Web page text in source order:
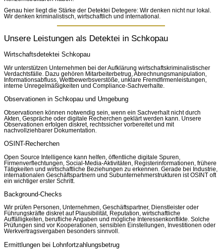
Genau hier liegt die Stärke der Detektei Detegere: Wir denken nicht nur lokal.
Wir denken kriminalistisch, wirtschaftlich und international.
Unsere Leistungen als Detektei in Schkopau
Wirtschaftsdetektei Schkopau
Wir unterstützen Unternehmen bei der Aufklärung wirtschaftskriminalistischer
Verdachtsfälle. Dazu gehören Mitarbeiterbetrug, Abrechnungsmanipulation,
Informationsabfluss, Wettbewerbsverstöße, unklare Fremdfirmenleistungen,
interne Unregelmäßigkeiten und Compliance-Sachverhalte.
Observationen in Schkopau und Umgebung
Observationen können notwendig sein, wenn ein Sachverhalt nicht durch
Akten, Gespräche oder digitale Recherchen geklärt werden kann. Unsere
Observationen erfolgen diskret, rechtssicher vorbereitet und mit
nachvollziehbarer Dokumentation.
OSINT-Recherchen
Open Source Intelligence kann helfen, öffentliche digitale Spuren,
Firmenverflechtungen, Social-Media-Aktivitäten, Registerinformationen, frühere
Tätigkeiten und wirtschaftliche Beziehungen zu erkennen. Gerade bei Industrie,
internationalen Geschäftspartnern und Subunternehmerstrukturen ist OSINT oft
ein wichtiger erster Schritt.
Background-Checks
Wir prüfen Personen, Unternehmen, Geschäftspartner, Dienstleister oder
Führungskräfte diskret auf Plausibilität, Reputation, wirtschaftliche
Auffälligkeiten, berufliche Angaben und mögliche Interessenkonflikte. Solche
Prüfungen sind vor Kooperationen, sensiblen Einstellungen, Investitionen oder
Werkvertragsvergaben besonders sinnvoll.
Ermittlungen bei Lohnfortzahlungsbetrug